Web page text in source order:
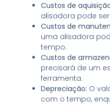
Custos de
alisadora pode
Custos de
uma alisadora
tempo.
Custos de
precisará de um
ferramenta.
Depreciação: O
com o tempo,